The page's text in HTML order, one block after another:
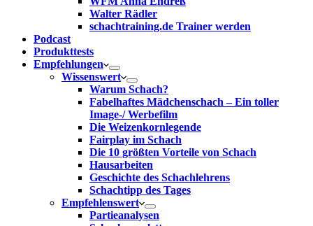
Walter Rädler
schachtraining.de Trainer werden
Podcast
Produkttests
Empfehlungen
Wissenswert
Warum Schach?
Fabelhaftes Mädchenschach – Ein toller
Image-/ Werbefilm
Die Weizenkornlegende
Fairplay im Schach
Die 10 größten Vorteile von Schach‎
Hausarbeiten
Geschichte des Schachlehrens
Schachtipp des Tages
Empfehlenswert
Partieanalysen